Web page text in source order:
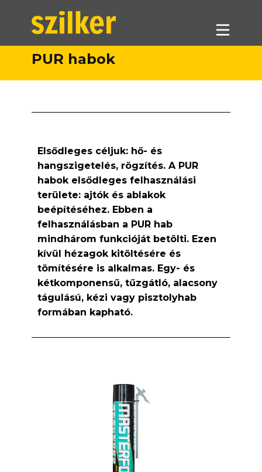
Termékeink
Letöltések
Munkatársaink
Kapcsolat
PUR habok
Elsődleges céljuk: hő- és
hangszigetelés, rögzítés. A PUR
habok elsődleges felhasználási
területe: ajtók és ablakok
beépítéséhez. Ebben a
felhasználásban a PUR hab
mindhárom funkcióját betölti. Ezen
kívül hézagok kitöltésére és
tömítésére is alkalmas. Egy- és
kétkomponensű, tűzgátló, alacsony
tágulású, kézi vagy pisztolyhab
formában kapható.